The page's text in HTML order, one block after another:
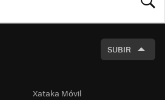
SUBIR
Xataka Móvil